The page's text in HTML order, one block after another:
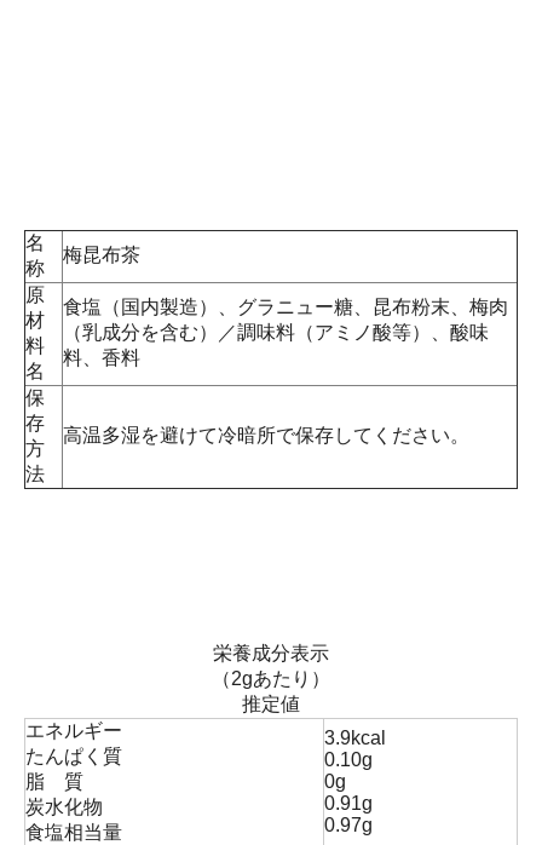
名
称
梅昆布茶
原
材
料
名
食塩（国内製造）、グラニュー糖、昆布粉末、梅肉
（乳成分を含む）／調味料（アミノ酸等）、酸味
料、香料
保
存
方
法
高温多湿を避けて冷暗所で保存してください。
栄養成分表示
（2gあたり）
推定値
エネルギー
たんぱく質
脂 質
炭水化物
食塩相当量
3.9kcal
0.10g
0g
0.91g
0.97g